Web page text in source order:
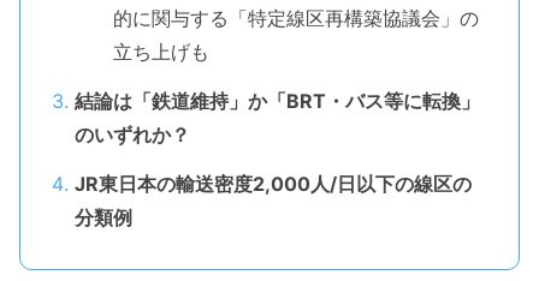
的に関与する「特定線区再構築協議会」の
立ち上げも
結論は「鉄道維持」か「BRT・バス等に転換」
のいずれか？
JR東日本の輸送密度2,000人/日以下の線区の
分類例